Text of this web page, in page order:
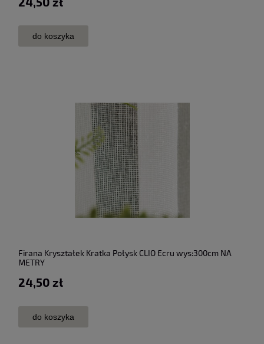
do koszyka
Firana Kryształek Kratka Połysk CLIO Ecru wys:300cm NA
METRY
24,50 zł
do koszyka